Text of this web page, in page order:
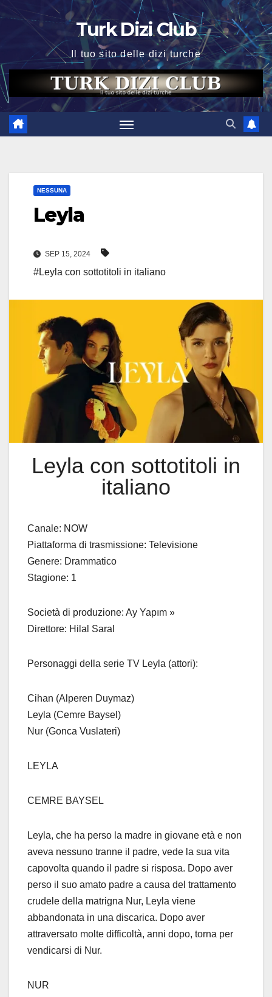
Turk Dizi Club
Il tuo sito delle dizi turche
NESSUNA
Leyla
SEP 15, 2024
#Leyla con sottotitoli in italiano
Leyla con sottotitoli in
italiano
Canale: NOW
Piattaforma di trasmissione: Televisione
Genere: Drammatico
Stagione: 1
Società di produzione: Ay Yapım »
Direttore: Hilal Saral
Personaggi della serie TV Leyla (attori):
Cihan (Alperen Duymaz)
Leyla (Cemre Baysel)
Nur (Gonca Vuslateri)
LEYLA
CEMRE BAYSEL
Leyla, che ha perso la madre in giovane età e non
aveva nessuno tranne il padre, vede la sua vita
capovolta quando il padre si risposa. Dopo aver
perso il suo amato padre a causa del trattamento
crudele della matrigna Nur, Leyla viene
abbandonata in una discarica. Dopo aver
attraversato molte difficoltà, anni dopo, torna per
vendicarsi di Nur.
NUR